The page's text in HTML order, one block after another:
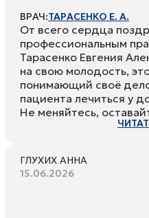
ВРАЧ:ТАРАСЕНКО Е. А.
От всего сердца
профессиональным
Тарасенко Евгения
на свою молодость,
понимающий своё
пациента лечиться у
Не меняйтесь,
ГЛУХИХ АННА
15.06.2026